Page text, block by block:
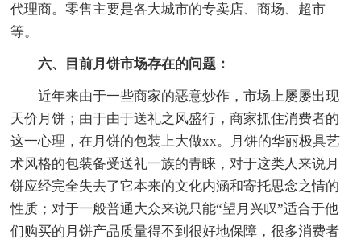
代理商。零售主要是各大城市的专卖店、商场、超市
等。
六、目前月饼市场存在的问题：
近年来由于一些商家的恶意炒作，市场上屡屡出现
天价月饼；由于由于送礼之风盛行，商家抓住消费者的
这一心理，在月饼的包装上大做xx。月饼的华丽极具艺
术风格的包装备受送礼一族的青睐，对于这类人来说月
饼应经完全失去了它本来的文化内涵和寄托思念之情的
性质；对于一般普通大众来说只能“望月兴叹”适合于他
们购买的月饼产品质量得不到很好地保障，很多消费者